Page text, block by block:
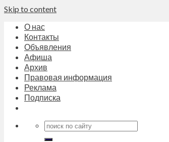
Skip to content
О нас
Контакты
Объявления
Афиша
Архив
Правовая информация
Реклама
Подписка